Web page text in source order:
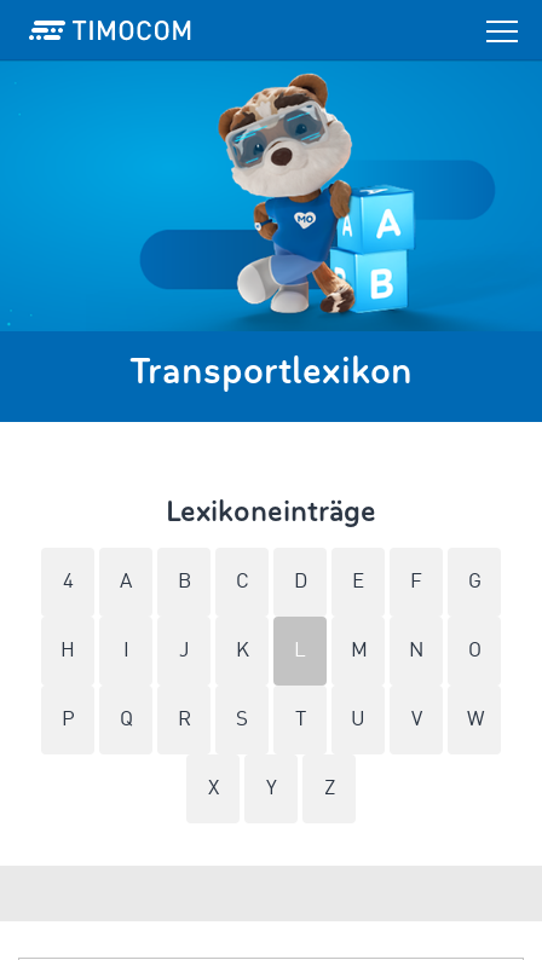
Transportlexikon
Lexikoneinträge
4 A B C D E F G
H J K L M N O
P Q R S U V W
X Y Z